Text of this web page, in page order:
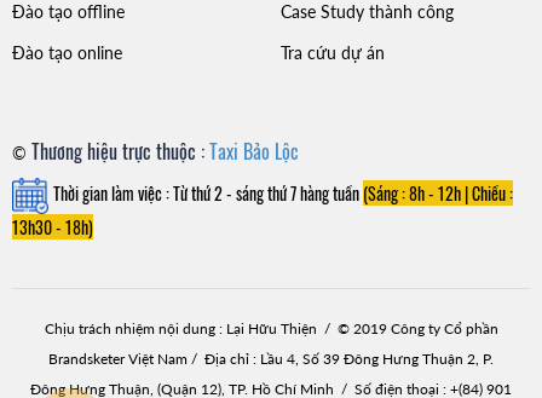
Đào tạo offline
Đào tạo online
Case Study thành công
Tra cứu dự án
© Thương hiệu trực thuộc :Taxi Bảo Lộc
Thời gian làm việc : Từ thứ 2 - sáng thứ 7 hàng tuần(Sáng : 8h - 12h |Chiều :
13h30 - 18h)
Chịu trách nhiệm nội dung : Lại Hữu Thiện / © 2019 Công ty Cổ phần
Brandsketer Việt Nam / Địa chỉ : Lầu 4, Số 39 Đông Hưng Thuận 2, P.
Đông Hưng Thuận, (Quận 12), TP. Hồ Chí Minh / Số điện thoại : +(84) 901